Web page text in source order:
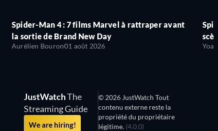
Spider-Man 4 : 7 films Marvel à rattraper avant
la sortie de Brand New Day
Aurélien Bouron01 août 2026
JustWatchThe
Streaming Guide
We are hiring!
© 2026 JustWatch Tout
contenu externe reste la
propriété du propriétaire
légitime. (4.0.0)